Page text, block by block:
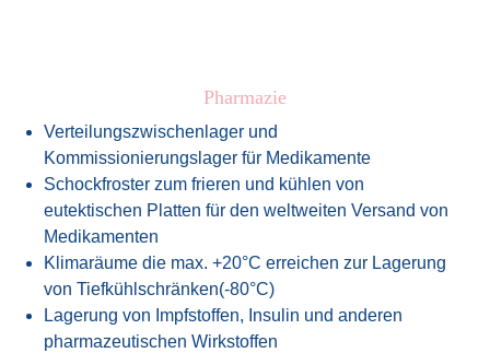
Pharmazie
Verteilungszwischenlager und
Kommissionierungslager für Medikamente
Schockfroster zum frieren und kühlen von
eutektischen Platten für den weltweiten Versand von
Medikamenten
Klimaräume die max. +20°C erreichen zur Lagerung
von Tiefkühlschränken(-80°C)
Lagerung von Impfstoffen, Insulin und anderen
pharmazeutischen Wirkstoffen